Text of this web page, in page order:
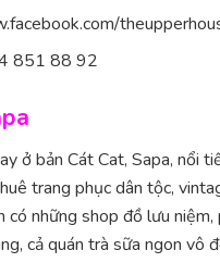
851 88 92
ở bản Cát Cat, Sapa, nổi
trang phục dân tộc,
có những shop đồ lưu
cả quán trà sữa ngon vô